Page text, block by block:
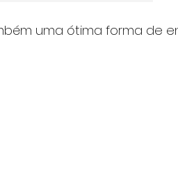
uma ótima forma de